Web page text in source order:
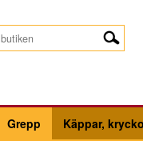
Grepp Käppar,